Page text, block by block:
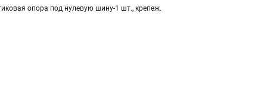
опора под нулевую шину-1 шт., крепеж.